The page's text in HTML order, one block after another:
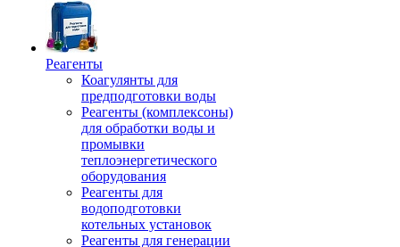
Реагенты
Коагулянты для
предподготовки воды
Реагенты (комплексоны)
для обработки воды и
промывки
теплоэнергетического
оборудования
Реагенты для
водоподготовки
котельных установок
Реагенты для генерации